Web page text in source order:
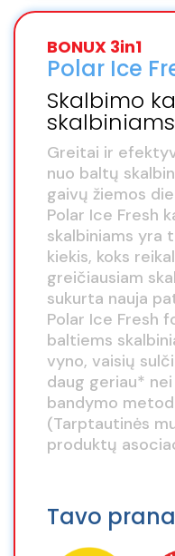
BONUX 3in1
Polar Ice
Skalbimo
skalbiniams
Greitai ir
nuo baltų
gaivų žiemos
Polar Ice Fresh
skalbiniams yra
kiekis, koks
greičiausiam
sukurta nauja
Polar Ice Fresh
baltiems
vyno, vaisių
daug geriau*
bandymo
(Tarptautinės
produktų
Tavo